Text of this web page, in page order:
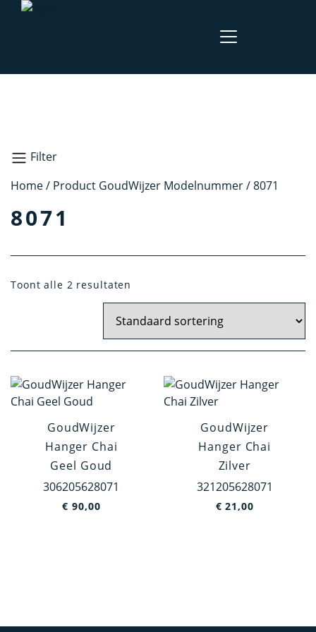
Filter
Zoeken
Geel Goud
Artikelgroep
Hanger
Oorknoppen
Dasspeld
Broche
Overig
Home/ Product GoudWijzer Modelnummer / 8071
8071
Toont alle 2 resultaten
GoudWijzer
Hanger Chai
Geel Goud
306205628071
€ 90,00
GoudWijzer
Hanger Chai
Zilver
321205628071
€ 21,00